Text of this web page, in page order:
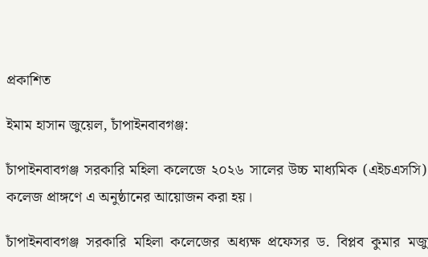
প্রকাশিত
ইমাম হাসান জুয়েল, চাঁপাইনবাবগঞ্জ:
চাঁপাইনবাবগঞ্জ সরকারি মহিলা কলেজে ২০২৬ সালের উচ্চ মাধ্যমিক
কলেজ প্রাঙ্গণে এ অনুষ্ঠানের আয়োজন করা হয়।
চাঁপাইনবাবগঞ্জ সরকারি মহিলা কলেজের অধ্যক্ষ প্রফেসর ড. বিপ্লব কুমার